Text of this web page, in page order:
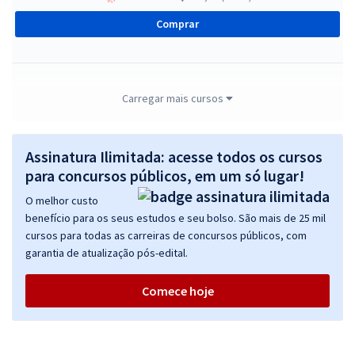
Comprar
TRE MT - Tribunal Regional Eleitoral de Mato Grosso - Analista
R$ 415,84à vista
ou 12x de R$34,65
Economize R$ 103,96 (-20%)
Comprar
TRE MT - Tribunal Regional Eleitoral de Mato Grosso - Conhecimentos
Específicos para o cargo de Analista Judiciário - Analista Judiciário -
Área: Administrativa
Carregar mais cursos
Assinatura Ilimitada: acesse todos os cursos
para concursos públicos, em um só lugar!
O melhor custo
benefício para os seus estudos e seu bolso. São mais de 25 mil
cursos para todas as carreiras de concursos públicos, com
garantia de atualização pós-edital.
Comece hoje